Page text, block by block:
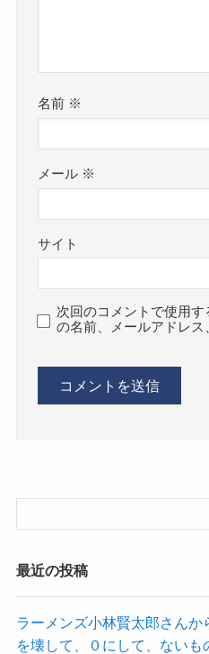
名前 ※
メール ※
サイト
次回のコメントで使用
の名前、メールアドレス
最近の投稿
ラーメンズ小林賢太郎さんか
を壊して、０にして、ない